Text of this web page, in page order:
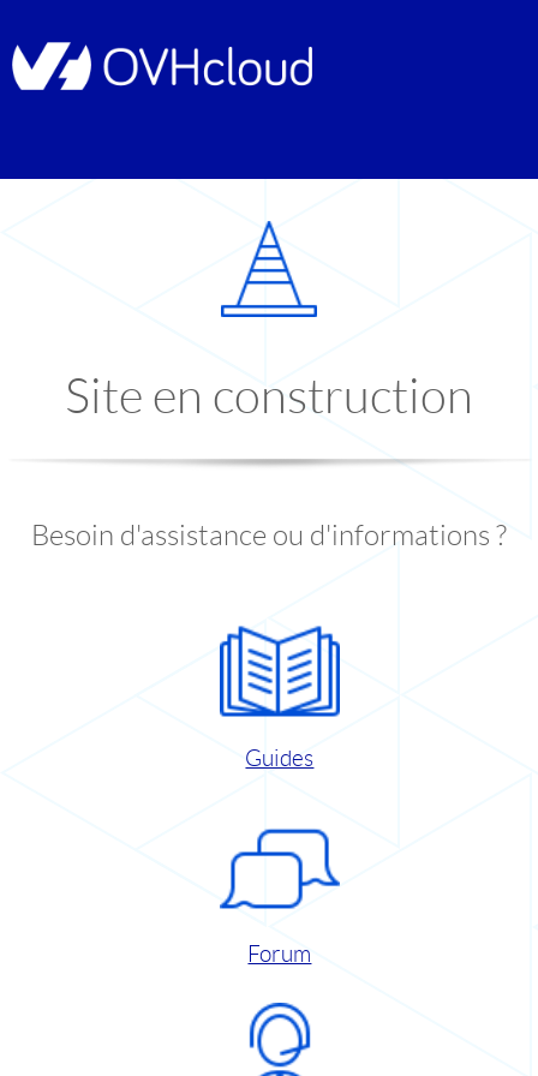
Site en construction
Besoin d'assistance ou d'informations ?
Guides
Forum